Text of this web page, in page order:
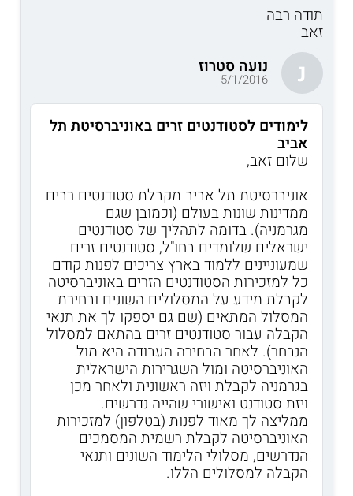
תודה רבה
זאב
נ נועה סטרוז
5/1/2016
לימודים לסטודנטים זרים באוניברסיטת תל
אביב
שלום זאב,
אוניברסיטת תל אביב מקבלת סטודנטים רבים
ממדינות שונות בעולם (וכמובן שגם
מגרמניה). בדומה לתהליך של סטודנטים
ישראלים שלומדים בחו"ל, סטודנטים זרים
שמעוניינים ללמוד בארץ צריכים לפנות קודם
כל למזכירות הסטודנטים הזרים באוניברסיטה
לקבלת מידע על המסלולים השונים ובחירת
המסלול המתאים (שם גם יספקו לך את תנאי
הקבלה עבור סטודנטים זרים בהתאם למסלול
הנבחר). לאחר הבחירה העבודה היא מול
האוניברסיטה ומול השגרירות הישראלית
בגרמניה לקבלת ויזה ראשונית ולאחר מכן
ויזת סטודנט ואישורי שהייה נדרשים.
ממליצה לך מאוד לפנות (בטלפון) למזכירות
האוניברסיטה לקבלת רשמית המסמכים
הנדרשים, מסלולי הלימוד השונים ותנאי
הקבלה למסלולים הללו.